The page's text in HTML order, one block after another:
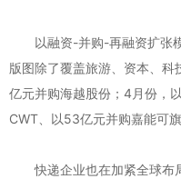
以融资-并购-再融资扩张模
版图除了覆盖旅游、资本、
亿元并购海越股份；4月份，
CWT、以53亿元并购嘉能可
快递企业也在加紧全球布